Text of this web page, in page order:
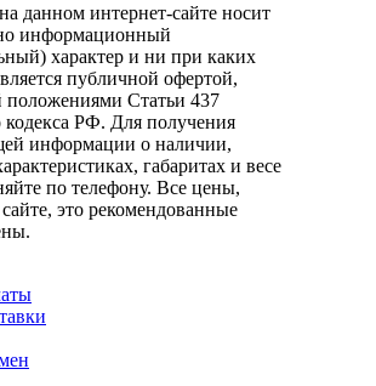
данном интернет-сайте носит
информационный
характер и ни при каких
публичной офертой,
положениями Статьи 437
кодекса РФ. Для получения
информации о наличии,
габаритах и весе
по телефону. Все цены,
это рекомендованные